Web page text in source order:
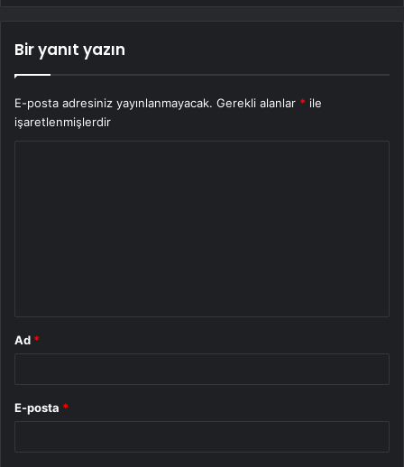
Bir yanıt yazın
E-posta adresiniz yayınlanmayacak. Gerekli alanlar * ile
işaretlenmişlerdir
Ad *
E-posta *